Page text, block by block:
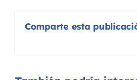
Comparte esta